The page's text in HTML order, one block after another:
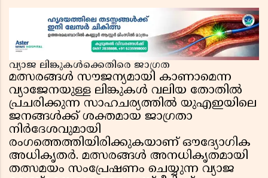
വ്യാജ ലിങ്കുകൾക്കെതിരെ ജാഗ്രത
മത്സരങ്ങൾ സൗജന്യമായി കാണാമെന്ന
വ്യാജേനയുള്ള ലിങ്കുകൾ വലിയ തോതിൽ
പ്രചരിക്കുന്ന സാഹചര്യത്തിൽ യുഎഇയിലെ
ജനങ്ങൾക്ക് ശക്തമായ ജാഗ്രതാ
നിർദേശവുമായി
രംഗത്തെത്തിയിരിക്കുകയാണ് ഔദ്യോഗിക
അധികൃതർ. മത്സരങ്ങൾ അനധികൃതമായി
തത്സമയം സംപ്രേഷണം ചെയ്യുന്ന വ്യാജ